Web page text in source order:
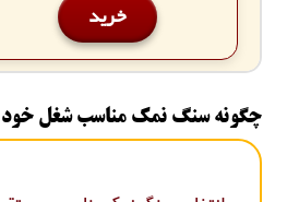
خرید
چگونه سنگ نمک مناسب شغل خود